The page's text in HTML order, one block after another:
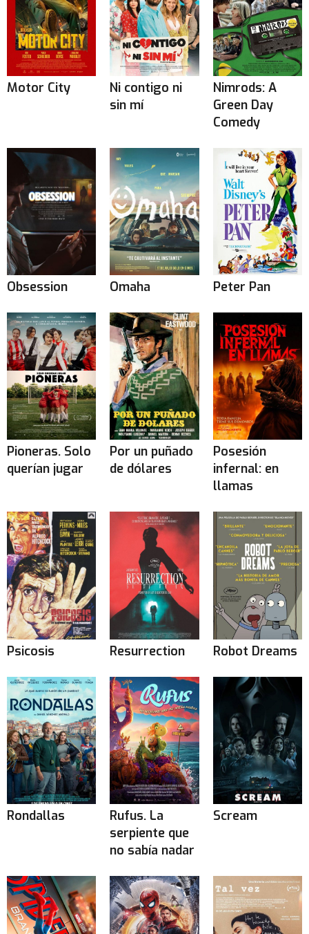
Motor City
Ni contigo ni
sin mí
Nimrods: A
Green Day
Comedy
Obsession Omaha Peter Pan
Pioneras. Solo
querían jugar
Por un puñado
de dólares
Posesión
infernal: en
llamas
Psicosis Resurrection Robot Dreams
Rondallas
Rufus. La
serpiente que
no sabía nadar
Scream